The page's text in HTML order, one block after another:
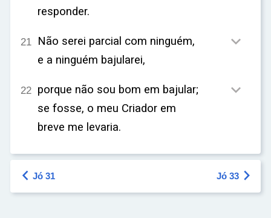
responder.
21 Não serei parcial com ninguém,
e a ninguém bajularei,

22 porque não sou bom em bajular;
se fosse, o meu Criador em
breve me levaria.

 Jó 31 Jó 33 